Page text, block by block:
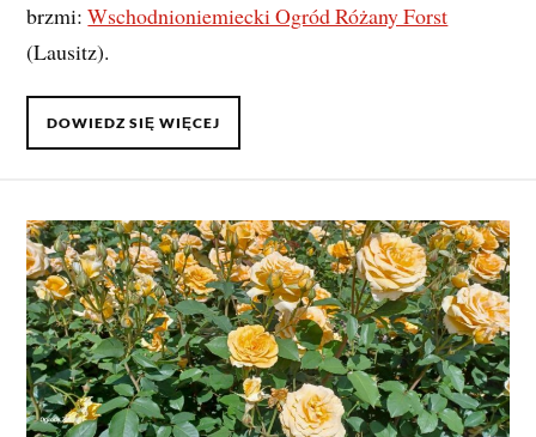
brzmi:Wschodnioniemiecki Ogród Różany Forst
(Lausitz).
DOWIEDZ SIĘ WIĘCEJ